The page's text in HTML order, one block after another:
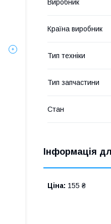
Виробник
Країна виробник
Тип техніки
Тип запчастини
Стан
Інформація
Ціна: 155 ₴